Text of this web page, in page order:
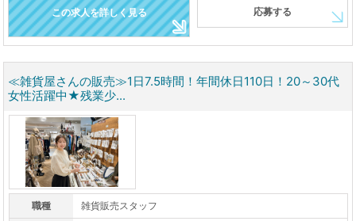
この求人を詳しく見る 応募する
≪雑貨屋さんの販売≫1日7.5時間！年間休日110日！20～30代
女性活躍中★残業少...
職種 雑貨販売スタッフ